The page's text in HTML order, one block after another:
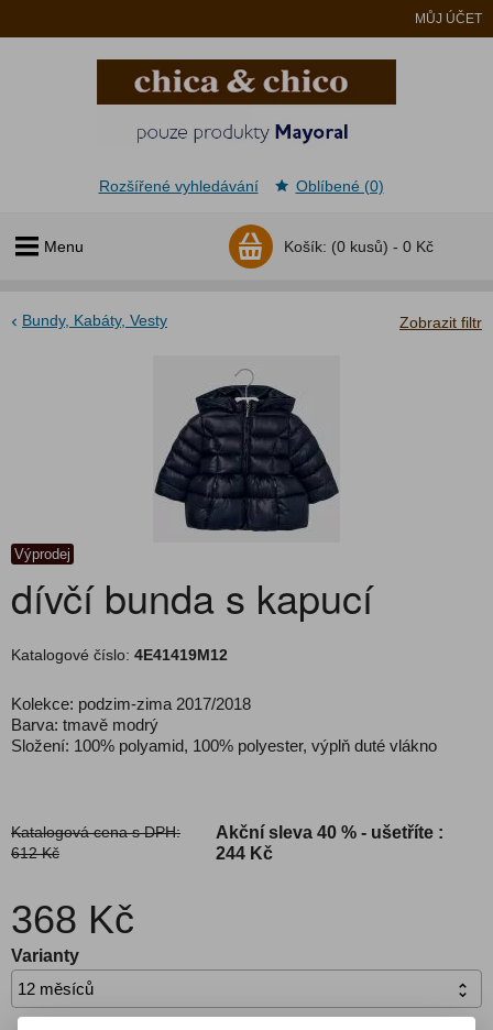
MŮJ ÚČET
Menu Košík: (0 kusů) - 0 Kč
Rozšířené vyhledávání Oblíbené (0)
Zobrazit filtr
Bundy, Kabáty, Vesty
Výprodej
dívčí bunda s kapucí
Katalogové číslo: 4E41419M12
Kolekce: podzim-zima 2017/2018
Barva: tmavě modrý
Složení: 100% polyamid, 100% polyester, výplň duté vlákno
Katalogová cena s DPH:
612 Kč
Akční sleva 40 % - ušetříte :
244 Kč
368 Kč
Varianty